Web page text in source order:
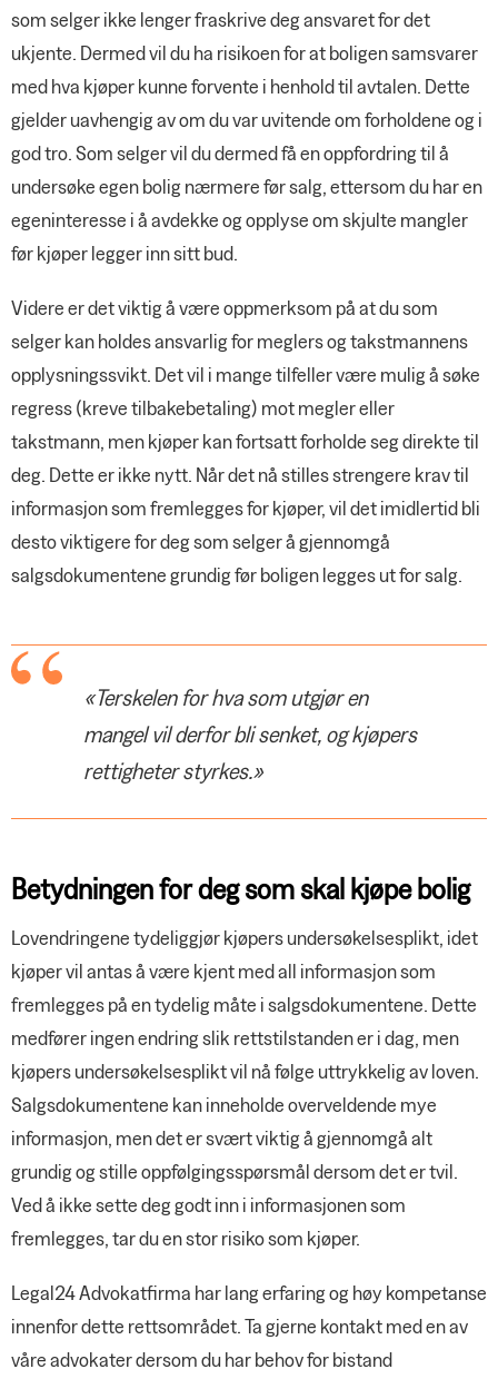
som selger ikke lenger fraskrive deg ansvaret for det
ukjente. Dermed vil du ha risikoen for at boligen samsvarer
med hva kjøper kunne forvente i henhold til avtalen. Dette
gjelder uavhengig av om du var uvitende om forholdene og i
god tro. Som selger vil du dermed få en oppfordring til å
undersøke egen bolig nærmere før salg, ettersom du har en
egeninteresse i å avdekke og opplyse om skjulte mangler
før kjøper legger inn sitt bud.
Videre er det viktig å være oppmerksom på at du som
selger kan holdes ansvarlig for meglers og takstmannens
opplysningssvikt. Det vil i mange tilfeller være mulig å søke
regress (kreve tilbakebetaling) mot megler eller
takstmann, men kjøper kan fortsatt forholde seg direkte til
deg. Dette er ikke nytt. Når det nå stilles strengere krav til
informasjon som fremlegges for kjøper, vil det imidlertid bli
desto viktigere for deg som selger å gjennomgå
salgsdokumentene grundig før boligen legges ut for salg.
«Terskelen for hva som utgjør en
mangel vil derfor bli senket, og kjøpers
rettigheter styrkes.»
Betydningen for deg som skal kjøpe bolig
Lovendringene tydeliggjør kjøpers undersøkelsesplikt, idet
kjøper vil antas å være kjent med all informasjon som
fremlegges på en tydelig måte i salgsdokumentene. Dette
medfører ingen endring slik rettstilstanden er i dag, men
kjøpers undersøkelsesplikt vil nå følge uttrykkelig av loven.
Salgsdokumentene kan inneholde overveldende mye
informasjon, men det er svært viktig å gjennomgå alt
grundig og stille oppfølgingsspørsmål dersom det er tvil.
Ved å ikke sette deg godt inn i informasjonen som
fremlegges, tar du en stor risiko som kjøper.
Legal24 Advokatfirma har lang erfaring og høy kompetanse
innenfor dette rettsområdet. Ta gjerne kontakt med en av
våre advokater dersom du har behov for bistand